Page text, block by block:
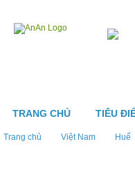
TRANG CHỦ TIÊU
Trang chủ Việt Nam Huế